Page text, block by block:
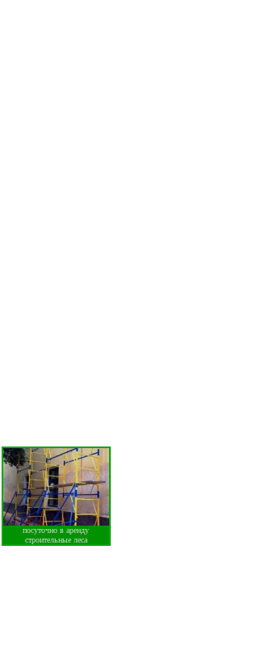
посуточно в аренду
строительные леса